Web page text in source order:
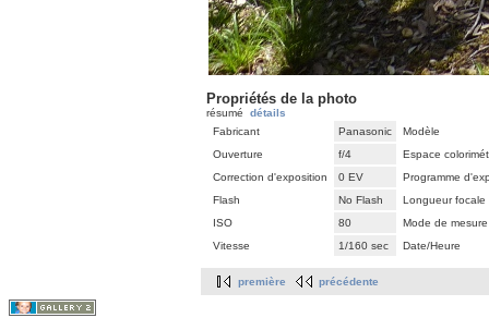
Propriétés de la photo
résumé détails
Fabricant
Panasonic
Modèle
Ouverture
f/4
Espace
Correction d'exposition
0 EV
Programme
Flash
No Flash
Longueur focale
ISO
80
Mode de mesure
Vitesse
1/160 sec Date/Heure
première précédente